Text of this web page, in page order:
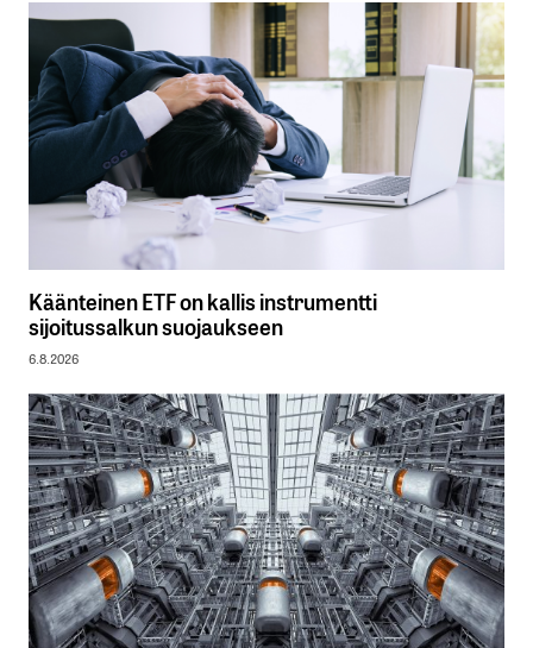
Käänteinen ETF on kallis instrumentti
sijoitussalkun suojaukseen
6.8.2026